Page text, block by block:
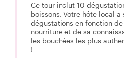
Ce tour inclut 10
boissons. Votre hôte local
dégustations en fonction
nourriture et de sa
les bouchées les plus
!